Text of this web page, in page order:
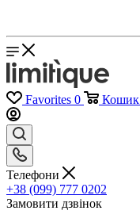
Favorites 0 Кошик
Телефони
+38 (099) 777 0202
Замовити дзвінок